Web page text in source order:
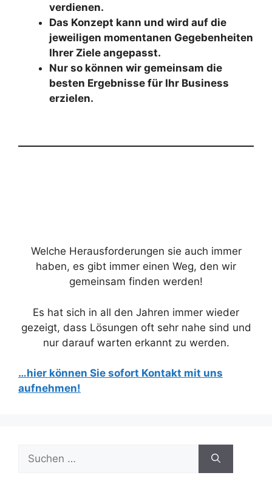
verdienen.
Das Konzept kann und wird auf die
jeweiligen momentanen Gegebenheiten
Ihrer Ziele angepasst.
Nur so können wir gemeinsam die
besten Ergebnisse für Ihr Business
erzielen.
Welche Herausforderungen sie auch immer
haben, es gibt immer einen Weg, den wir
gemeinsam finden werden!
Es hat sich in all den Jahren immer wieder
gezeigt, dass Lösungen oft sehr nahe sind und
nur darauf warten erkannt zu werden.
…hier können Sie sofort Kontakt mit uns
aufnehmen!
Suchen
nach: